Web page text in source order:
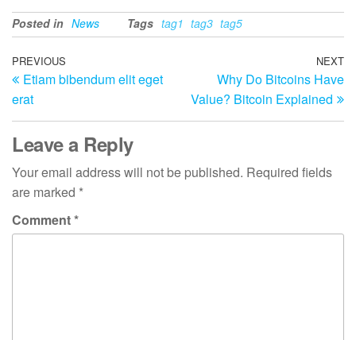
Posted in News Tags tag1 tag3 tag5
Post
navigation
Previous
Post
PREVIOUS
Etiam bibendum elit eget
erat
NEXT
Why Do Bitcoins Have
Value? Bitcoin Explained
Leave a Reply
Your email address will not be published. Required fields
are marked *
Comment*